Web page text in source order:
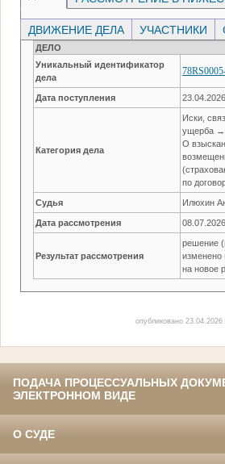
ДВИЖЕНИЕ ДЕЛА УЧАСТНИКИ
ДЕЛО
Уникальный идентификатор
дела
Дата поступления 23.04.2026
Категория дела
Иски,
ущерба →
О
по
Судья Илюхин
Дата рассмотрения 08.07.2026
Результат рассмотрения
решение
изменено
на новое
опубликовано
ПОДАЧА ПРОЦЕССУАЛЬНЫХ
ЭЛЕКТРОННОМ ВИДЕ
О СУДЕ